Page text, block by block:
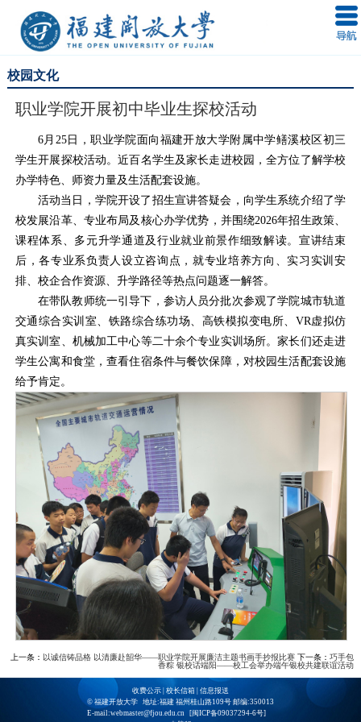
校园文化
职业学院开展初中毕业生探校活动
6月25日，职业学院面向福建开放大学附属中学鳝溪校区初三
学生开展探校活动。近百名学生及家长走进校园，全方位了解学校
办学特色、师资力量及生活配套设施。
活动当日，学院开设了招生宣讲答疑会，向学生系统介绍了学
校发展沿革、专业布局及核心办学优势，并围绕2026年招生政策、
课程体系、多元升学通道及行业就业前景作细致解读。宣讲结束
后，各专业系负责人设立咨询点，就专业培养方向、实习实训安
排、校企合作资源、升学路径等热点问题逐一解答。
在带队教师统一引导下，参访人员分批次参观了学院城市轨道
交通综合实训室、铁路综合练功场、高铁模拟变电所、VR虚拟仿
真实训室、机械加工中心等二十余个专业实训场所。家长们还走进
学生公寓和食堂，查看住宿条件与餐饮保障，对校园生活配套设施
给予肯定。
上一条： 以诚信铸品格 以清廉赴韶华——职业学院开展廉洁主题书画手抄报比赛 下一条：巧手包
香粽 银校话端阳——校工会举办端午银校共建联谊活动
收费公示 校长信箱 信息报送
© 福建开放大学 地址:福建 福州桂山路109号 邮编:350013
E-mail:webmaster@fjou.edu.cn [闽ICP备09037294-6号]